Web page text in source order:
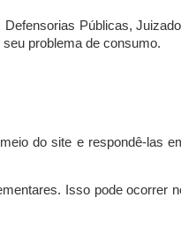
Públicas,
problema de consumo.
do site e respondê-las
Isso pode ocorrer